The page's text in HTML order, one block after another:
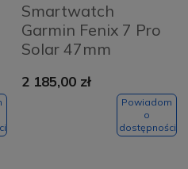
Smartwatch
Garmin Fenix 7 Pro
Solar 47mm
Gray
2 185,00 zł
Powiadom
o
dostępności